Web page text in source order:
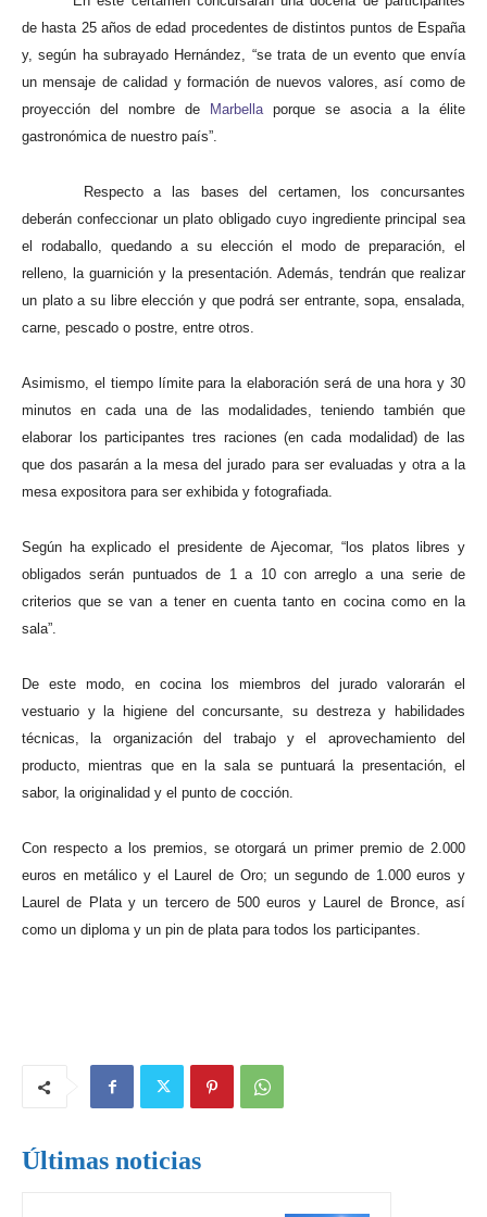
de hasta 25 años de edad procedentes de distintos puntos de España
y, según ha subrayado Hernández, “se trata de un evento que envía
un mensaje de calidad y formación de nuevos valores, así como de
proyección del nombre de
Marbellaporque se asocia a la élite
gastronómica de nuestro país”.
Respecto a las bases del certamen, los concursantes
deberán confeccionar un plato obligado cuyo ingrediente principal sea
el rodaballo, quedando a su elección el modo de preparación, el
relleno, la guarnición y la presentación. Además, tendrán que realizar
un plato a su libre elección y que podrá ser entrante, sopa, ensalada,
carne, pescado o postre, entre otros.
Asimismo, el tiempo límite para la elaboración será de una hora y 30
minutos en cada una de las modalidades, teniendo también que
elaborar los participantes tres raciones (en cada modalidad) de las
que dos pasarán a la mesa del jurado para ser evaluadas y otra a la
mesa expositora para ser exhibida y fotografiada.
Según ha explicado el presidente de Ajecomar, “los platos libres y
obligados serán puntuados de 1 a 10 con arreglo a una serie de
criterios que se van a tener en cuenta tanto en cocina como en la
sala”.
De este modo, en cocina los miembros del jurado valorarán el
vestuario y la higiene del concursante, su destreza y habilidades
técnicas, la organización del trabajo y el aprovechamiento del
producto, mientras que en la sala se puntuará la presentación, el
sabor, la originalidad y el punto de cocción.
Con respecto a los premios, se otorgará un primer premio de 2.000
euros en metálico y el Laurel de Oro; un segundo de 1.000 euros y
Laurel de Plata y un tercero de 500 euros y Laurel de Bronce, así
como un diploma y un pin de plata para todos los participantes.
Últimas noticias